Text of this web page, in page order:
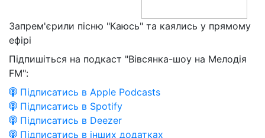
Запрем'єрили пісню "Каюсь" та каялись у прямому
ефірі
Підпишіться на подкаст "Вівсянка-шоу на Мелодія
FM":
Підписатись в Apple Podcasts
Підписатись в Spotify
Підписатись в Deezer
Підписатись в інших додатках